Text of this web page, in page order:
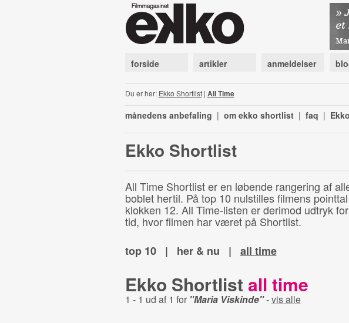
forside artikler anmeldelser
Du er her: Ekko Shortlist| All Time
månedens anbefaling | om ekko shortlist | faq |
Ekko Shortlist
All Time Shortlist er en løbende rangering af
boblet hertil. På top 10 nulstilles filmens
klokken 12. All Time-listen er derimod udtryk
tid, hvor filmen har været på Shortlist.
top 10
| her & nu | all time
Ekko Shortlist all time
1 - 1 ud af 1 for "Maria Viskinde"-vis alle